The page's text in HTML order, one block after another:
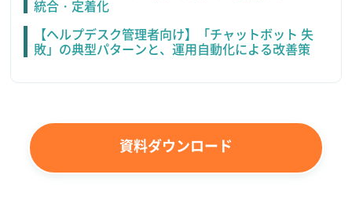
統合・定着化
【ヘルプデスク管理者向け】「チャットボット 失
敗」の典型パターンと、運用自動化による改善策
資料ダウンロード